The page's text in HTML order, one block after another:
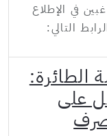
في الإطلاع
التالي:
الطائرة:
على